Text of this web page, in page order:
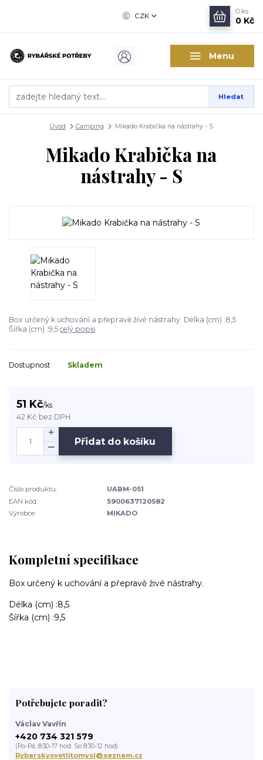
Menu
CZK
Hledat
0 ks
0 Kč
Úvod Camping Mikado Krabička na nástrahy - S
Mikado Krabička na
nástrahy - S
Box určený k uchování a přepravě živé nástrahy. Délka (cm) :8,5
Šířka (cm) :9,5 celý popis
Dostupnost Skladem
51 Kč/ks
42 Kč bez DPH
Přidat do košíku
Číslo produktu:
UABM-051
EAN kód:
5900637120582
Výrobce:
MIKADO
Kompletní specifikace
Box určený k uchování a přepravě živé nástrahy.
Délka (cm) :8,5
Šířka (cm) :9,5
Potřebujete poradit?
Václav Vavřín
+420 734 321 579
(Po-Pá, 8:30-17 hod. So 8:30-12 hod)
Rybarskysvetlitomysl@seznam.cz